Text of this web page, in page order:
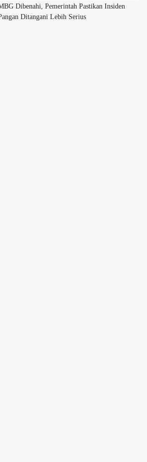
Dibenahi, Pemerintah Pastikan Insiden
Ditangani Lebih Serius